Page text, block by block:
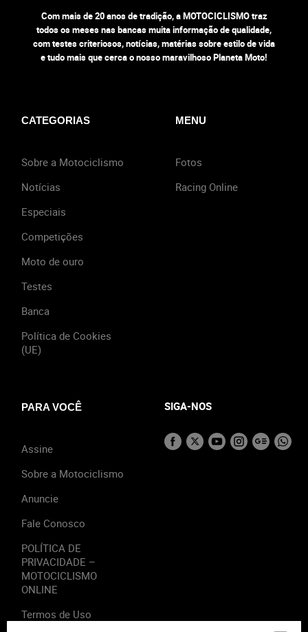
Com mais de 20 anos de tradição, a MOTOCICLISMO traz
todos os meses nas bancas muita informação de qualidade,
com testes criteriosos, notícias, matérias sobre estilo de vida
e tudo mais que cerca o nosso maravilhoso Planeta Moto!
CATEGORIAS
Sobre a Motociclismo
Notícias
Especiais
Competições
Moto de ouro
Testes
Banca
Política de Cookies
(UE)
MENU
Fotos
Racing Online
PARA VOCÊ
Assine
Sobre a Motociclismo
Anuncie
Fale Conosco
POLÍTICA DE
PRIVACIDADE –
MOTOCICLISMO
ONLINE
Termos de Uso
SIGA-NOS